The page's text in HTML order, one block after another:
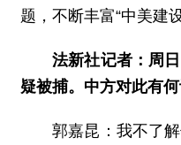
题，不断丰富“中美建
法新社记者：周
疑被捕。中方对此有何
郭嘉昆：我不了